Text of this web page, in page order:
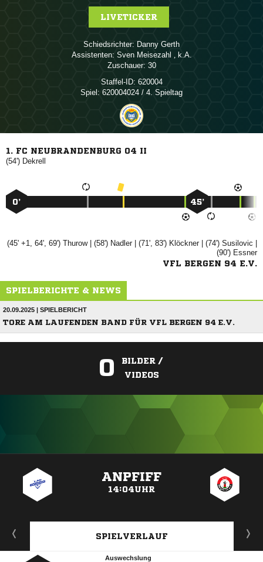
LIVETICKER
Schiedsrichter:  
Assistenten:   , 
Zuschauer: 30
Staffel-ID: 620004
Spiel: 620004024 / 4. Spieltag
1. FC NEUBRANDENBURG 04 II
(54') 
0’ 45’
(45' +1, 64', 69') | (58') | (71', 83') | (74') 
(90') 
VFL BERGEN 94 E.V.
SPIELBERICHTE & NEWS
20.09.2025 | SPIELBERICHT
TORE AM LAUFENDEN BAND FÜR VFL BERGEN 94 E.V.
0
BILDER /
VIDEOS
ANPFIFF
14:04UHR
SPIELVERLAUF
Auswechslung